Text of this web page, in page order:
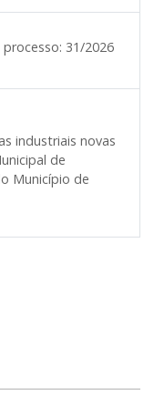
31/2026
industriais novas
de
Município de